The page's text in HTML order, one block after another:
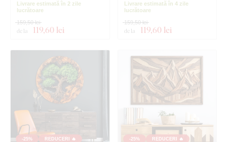
Livrare estimată în 2 zile
lucrătoare
de la 119,60 lei
159,50 lei
Livrare estimată în 4 zile
lucrătoare
de la 119,60 lei
159,50 lei
-25% REDUCERI 🔥 -25% REDUCERI 🔥